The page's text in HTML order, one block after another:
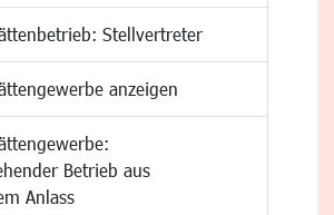
Stellvertreter
anzeigen
Betrieb aus
Anlass